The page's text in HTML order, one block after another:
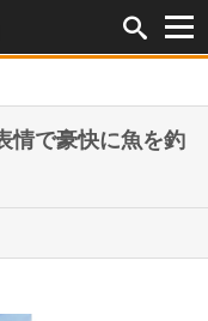
情で豪快に魚を釣